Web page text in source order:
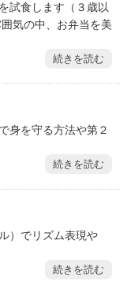
試食します（３歳以
気の中、お弁当を美
続きを読む
身を守る方法や第２
続きを読む
）でリズム表現や
続きを読む